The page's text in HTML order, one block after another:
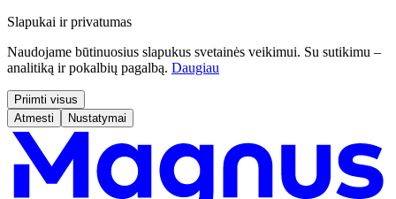
Slapukai ir privatumas
Naudojame būtinuosius slapukus svetainės veikimui. Su sutikimu –
analitiką ir pokalbių pagalbą. Daugiau
Priimti visus
Atmesti
Nustatymai